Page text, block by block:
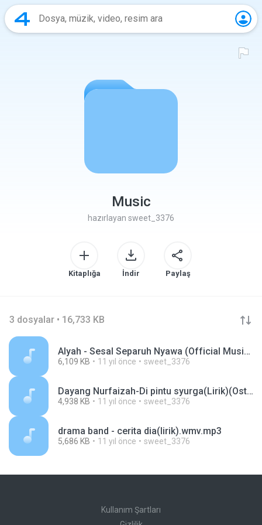
Music
hazırlayan sweet_3376
Kitaplığa İndir Paylaş
3 dosyalar • 16,733 KB
Alyah - Sesal Separuh Nyawa (Official Music Video).mp3
6,109 KB 11 yıl önce sweet_3376
Dayang Nurfaizah-Di pintu syurga(Lirik)(Ost Ariana Rose).mp3
4,938 KB 11 yıl önce sweet_3376
drama band - cerita dia(lirik).wmv.mp3
5,686 KB 11 yıl önce sweet_3376
Kullanım Şartları